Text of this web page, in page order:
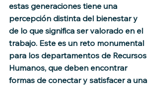
estas generaciones tiene una
percepción distinta del bienestar y
de lo que significa ser valorado en el
trabajo. Este es un reto monumental
para los departamentos de Recursos
Humanos, que deben encontrar
formas de conectar y satisfacer a una